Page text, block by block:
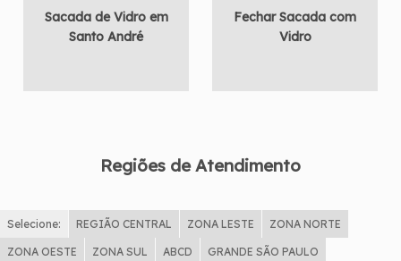
Sacada de Vidro em
Santo André
Fechar Sacada com
Vidro
Regiões de Atendimento
Selecione: REGIÃO CENTRAL ZONA LESTE ZONA NORTE
ZONA OESTE ZONA SUL ABCD GRANDE SÃO PAULO